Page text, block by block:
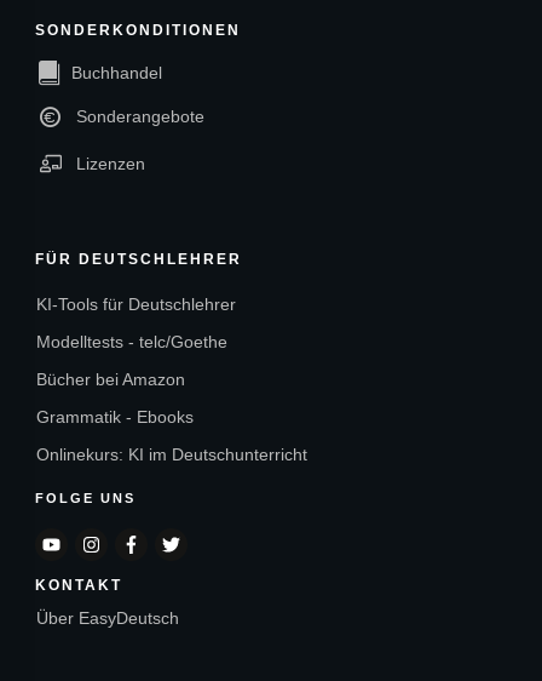
SONDERKONDITIONEN
Buchhandel
Sonderangebote
Lizenzen
FÜR DEUTSCHLEHRER
KI-Tools für Deutschlehrer
Modelltests - telc/Goethe
Bücher bei Amazon
Grammatik - Ebooks
Onlinekurs: KI im Deutschunterricht
FOLGE UNS
KONTAKT
Über EasyDeutsch